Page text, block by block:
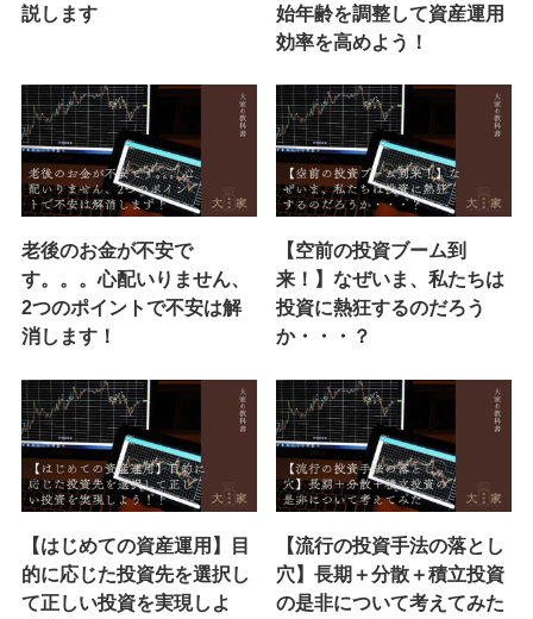
説します
始年齢を調整して資産運用
効率を高めよう！
老後のお金が不安で
す。。。心配いりません、
2つのポイントで不安は解
消します！
【空前の投資ブーム到
来！】なぜいま、私たちは
投資に熱狂するのだろう
か・・・？
【はじめての資産運用】目
的に応じた投資先を選択し
て正しい投資を実現しよ
【流行の投資手法の落とし
穴】長期＋分散＋積立投資
の是非について考えてみた